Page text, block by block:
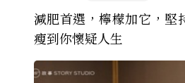
減肥首選，檸檬加它，堅
瘦到你懷疑人生